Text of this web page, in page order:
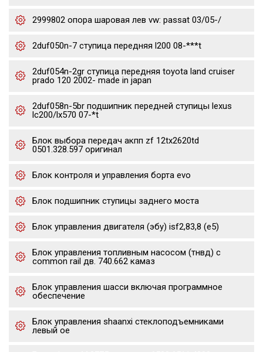
2999802 опора шаровая лев vw: passat 03/05-/
2duf050n-7 ступица передняя l200 08-***t
2duf054n-2gr ступица передняя toyota land cruiser
prado 120 2002- made in japan
2duf058n-5br подшипник передней ступицы lexus
lc200/lx570 07-*t
Блок выбора передач акпп zf 12tx2620td
0501.328.597 оригинал
Блок контроля и управления борта evo
Блок подшипник ступицы заднего моста
Блок управления двигателя (эбу) isf2,83,8 (е5)
Блок управления топливным насосом (тнвд) с
common rail дв. 740.662 камаз
Блок управления шасси включая программное
обеспечение
Блок управления shaanxi стеклоподъемниками
левый oe